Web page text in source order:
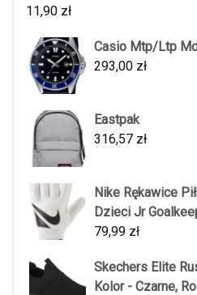
11,90 zł
Casio Mtp/Ltp
293,00 zł
Eastpak
316,57 zł
Nike Rękawice
Dzieci Jr
79,99 zł
Skechers Elite
Kolor - Czarne,